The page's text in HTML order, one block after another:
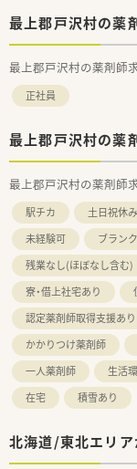
最上郡戸沢村の薬
最上郡戸沢村の薬剤師
正社員
最上郡戸沢村の薬
最上郡戸沢村の薬剤師
駅チカ 土日祝休み
未経験可
ブラン
残業なし(ほぼなし含む)
寮・借上社宅あり
認定薬剤師取得支援あり
かかりつけ薬剤師
一人薬剤師
生活
在宅
積雪あり
北海道/東北エリア